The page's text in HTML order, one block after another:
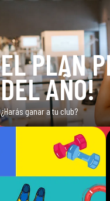
EL PLAN
DEL AÑO!
¿Harás ganar a tu club?